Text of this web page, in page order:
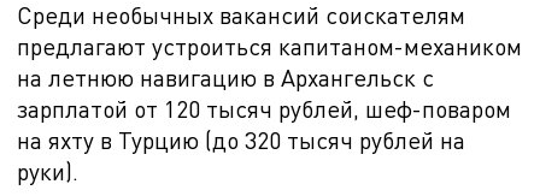
Среди необычных вакансий соискателям
предлагают устроиться капитаном-механиком
на летнюю навигацию в Архангельск с
зарплатой от 120 тысяч рублей, шеф-поваром
на яхту в Турцию (до 320 тысяч рублей на
руки).